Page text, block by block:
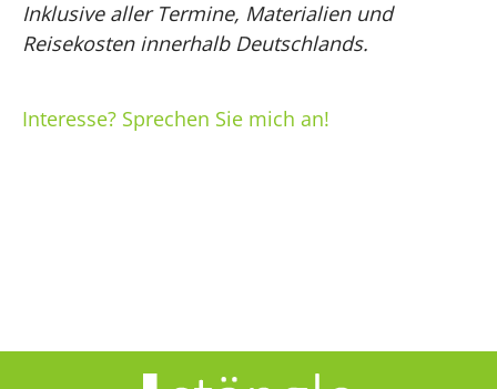
Inklusive aller Termine, Materialien und
Reisekosten innerhalb Deutschlands.
Interesse? Sprechen Sie mich an!